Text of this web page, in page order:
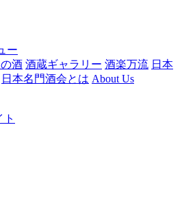
ー
酒 酒蔵ギャラリー 酒楽万流 日本
日本名門酒会とは About Us